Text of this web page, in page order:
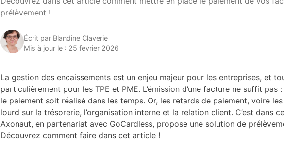
prélèvement !
Écrit par Blandine Claverie
Mis à jour le : 25 février 2026
La gestion des encaissements est un enjeu majeur pour les entreprises, et
particulièrement pour les TPE et PME. L’émission d’une facture ne suffit pas
le paiement soit réalisé dans les temps. Or, les retards de paiement, voire
lourd sur la trésorerie, l’organisation interne et la relation client. C’est dans
Axonaut, en partenariat avec GoCardless, propose une solution de
Découvrez comment faire dans cet article !